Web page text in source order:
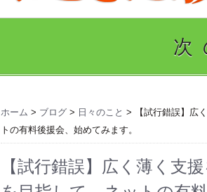
ホーム > ブログ > 日々のこと > 【試行錯誤】広
トの有料後援会、始めてみます。
【試行錯誤】広く薄く支